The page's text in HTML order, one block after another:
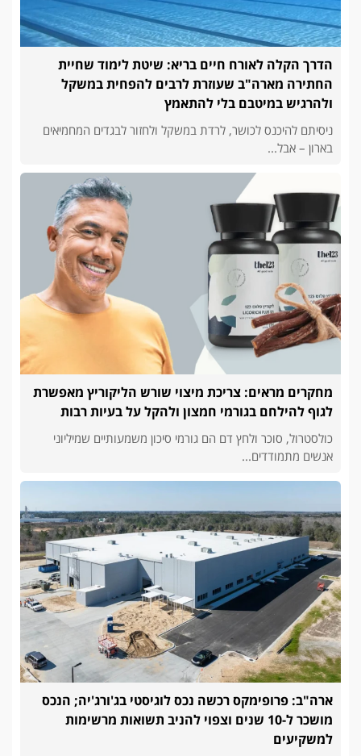
הדרך הקלה לאורח חיים בריא: שיטת לימוד שחיית
החתירה מארה"ב שעוזרת לרבים להפחית במשקל
ולהרגיש במיטבם בלי להתאמץ
ניסיתם להיכנס לכושר, לרדת במשקל ולחזור לבגדים המחמיאים
בארון – אבל...
מחקרים מראים: צריכת מיצוי שורש הליקוריץ מאפשרת
לגוף להילחם בגורמי חמצון ולהקל על בעיות רבות
כולסטרול, סוכר ולחץ דם הם גורמי סיכון משמעותיים שמיליוני
אנשים מתמודדים...
ארה"ב: פרופימקס רכשה נכס לוגיסטי בג'ורג'יה; הנכס
מושכר ל-10 שנים וצפוי להניב תשואות מרשימות
למשקיעים